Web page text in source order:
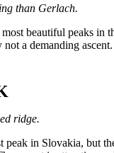
than Gerlach.
beautiful peaks in
a demanding ascent.
ridge.
peak in Slovakia, but